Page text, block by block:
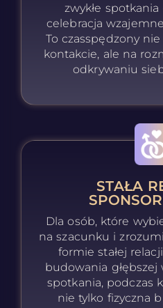
zwykłe
celebracja
To czasspędzony
kontakcie, ale na
odkrywaniu
STAŁA
Dla osób, które
na szacunku i
formie stałej
budowania głębszej
spotkania, podczas
nie tylko fizyczna